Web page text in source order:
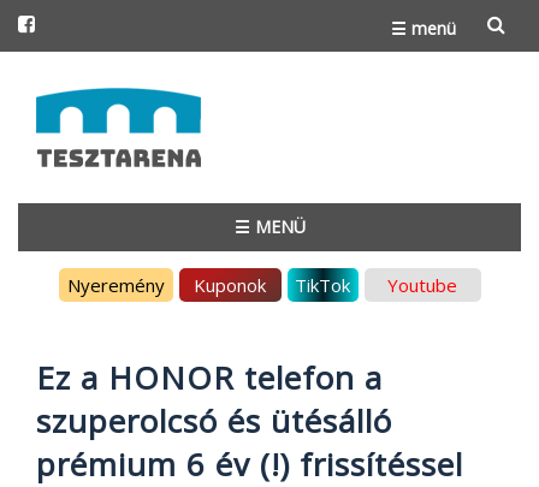
☰ menü
to
content
☰ MENÜ
Nyeremény Kuponok TikTok Youtube
Ez a HONOR telefon a
szuperolcsó és ütésálló
prémium 6 év (!) frissítéssel